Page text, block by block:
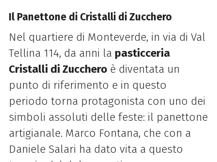
Il Panettone di Cristalli di Zucchero
Nel quartiere di Monteverde, in via di Val
Tellina 114, da anni la pasticceria
Cristalli di Zuccheroè diventata un
punto di riferimento e in questo
periodo torna protagonista con uno dei
simboli assoluti delle feste: il panettone
artigianale. Marco Fontana, che con a
Daniele Salari ha dato vita a questo